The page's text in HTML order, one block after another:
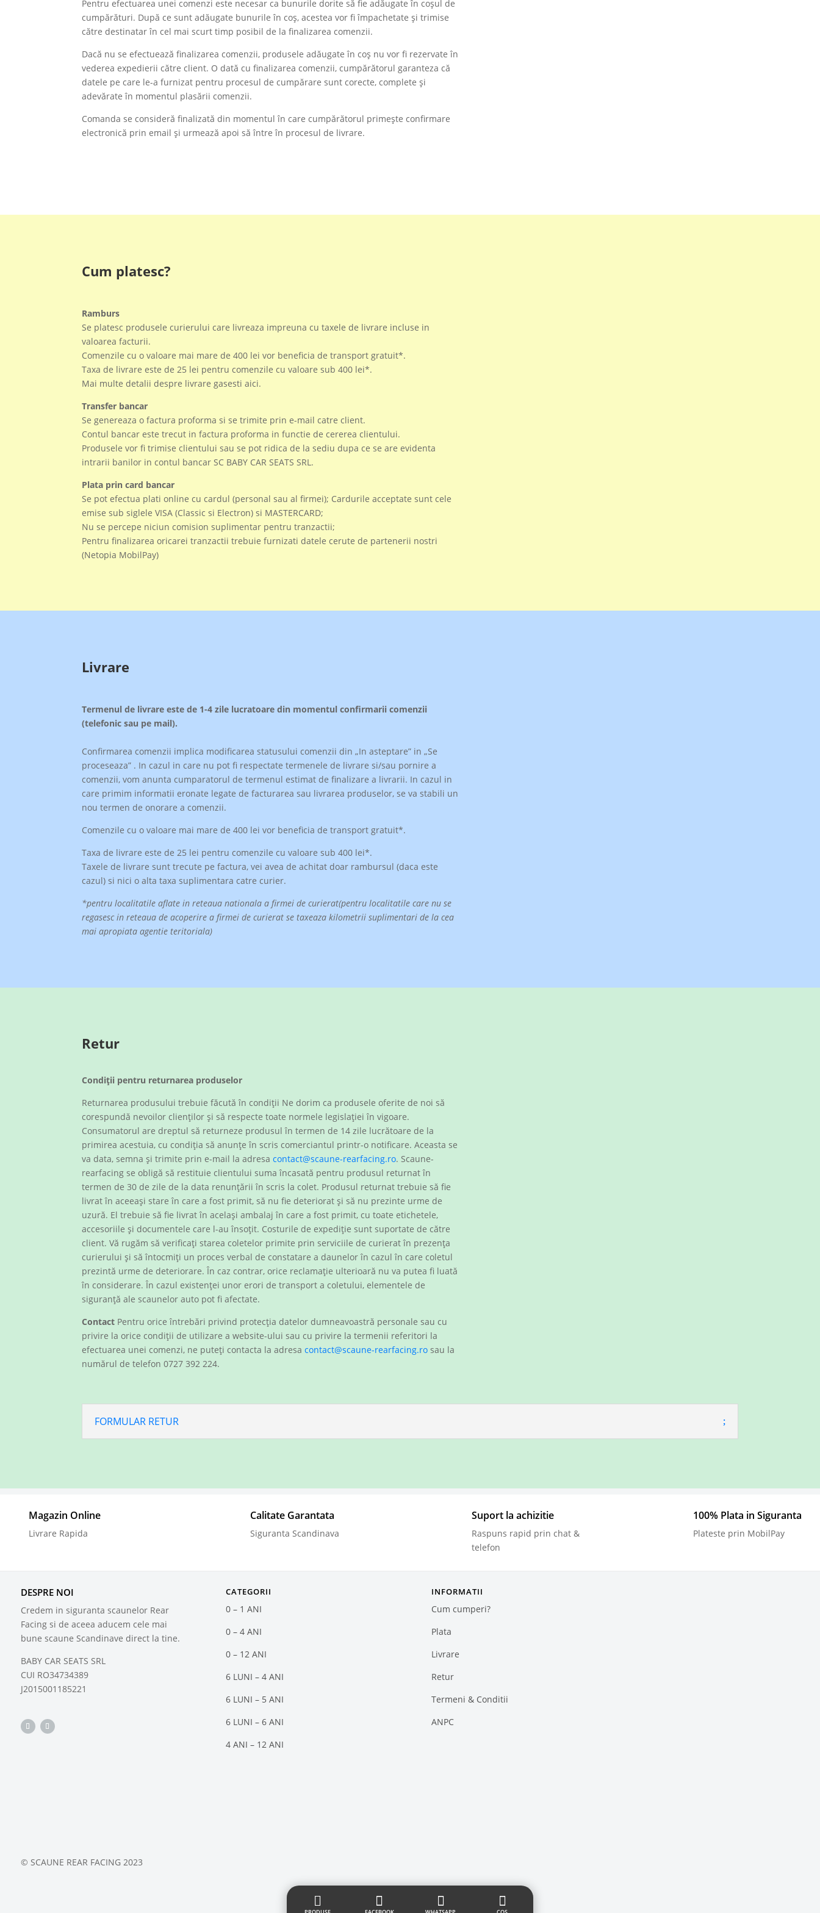
Pentru efectuarea unei comenzi este necesar ca bunurile dorite să fie adăugate în coșul de
cumpărături. După ce sunt adăugate bunurile în coș, acestea vor fi împachetate și trimise
către destinatar în cel mai scurt timp posibil de la finalizarea comenzii.
Dacă nu se efectuează finalizarea comenzii, produsele adăugate în coș nu vor fi rezervate în
vederea expedierii către client. O dată cu finalizarea comenzii, cumpărătorul garanteza că
datele pe care le-a furnizat pentru procesul de cumpărare sunt corecte, complete și
adevărate în momentul plasării comenzii.
Comanda se consideră finalizată din momentul în care cumpărătorul primește confirmare
electronică prin email și urmează apoi să între în procesul de livrare.
Cum platesc?
Ramburs
Se platesc produsele curierului care livreaza impreuna cu taxele de livrare incluse in
valoarea facturii.
Comenzile cu o valoare mai mare de 400 lei vor beneficia de transport gratuit*.
Taxa de livrare este de 25 lei pentru comenzile cu valoare sub 400 lei*.
Mai multe detalii despre livrare gasesti aici.
Transfer bancar
Se genereaza o factura proforma si se trimite prin e-mail catre client.
Contul bancar este trecut in factura proforma in functie de cererea clientului.
Produsele vor fi trimise clientului sau se pot ridica de la sediu dupa ce se are evidenta
intrarii banilor in contul bancar SC BABY CAR SEATS SRL.
Plata prin card bancar
Se pot efectua plati online cu cardul (personal sau al firmei); Cardurile acceptate sunt cele
emise sub siglele VISA (Classic si Electron) si MASTERCARD;
Nu se percepe niciun comision suplimentar pentru tranzactii;
Pentru finalizarea oricarei tranzactii trebuie furnizati datele cerute de partenerii nostri
(Netopia MobilPay)
Livrare
Termenul de livrare este de 1-4 zile lucratoare din momentul confirmarii comenzii
(telefonic sau pe mail).
Confirmarea comenzii implica modificarea statusului comenzii din „In asteptare” in „Se
proceseaza” . In cazul in care nu pot fi respectate termenele de livrare si/sau pornire a
comenzii, vom anunta cumparatorul de termenul estimat de finalizare a livrarii. In cazul in
care primim informatii eronate legate de facturarea sau livrarea produselor, se va stabili un
nou termen de onorare a comenzii.
Comenzile cu o valoare mai mare de 400 lei vor beneficia de transport gratuit*.
Taxa de livrare este de 25 lei pentru comenzile cu valoare sub 400 lei*.
Taxele de livrare sunt trecute pe factura, vei avea de achitat doar rambursul (daca este
cazul) si nici o alta taxa suplimentara catre curier.
*pentru localitatile aflate in reteaua nationala a firmei de curierat(pentru localitatile care nu se
regasesc in reteaua de acoperire a firmei de curierat se taxeaza kilometrii suplimentari de la cea
mai apropiata agentie teritoriala)
Retur
Condiții pentru returnarea produselor
Returnarea produsului trebuie făcută în condiții Ne dorim ca produsele oferite de noi să
corespundă nevoilor clienților și să respecte toate normele legislației în vigoare.
Consumatorul are dreptul să returneze produsul în termen de 14 zile lucrătoare de la
primirea acestuia, cu condiția să anunțe în scris comerciantul printr-o notificare. Aceasta se
va data, semna și trimite prin e-mail la adresacontact@scaune-rearfacing.ro. Scaune-
rearfacing se obligă să restituie clientului suma încasată pentru produsul returnat în
termen de 30 de zile de la data renunțării în scris la colet. Produsul returnat trebuie să fie
livrat în aceeași stare în care a fost primit, să nu fie deteriorat și să nu prezinte urme de
uzură. El trebuie să fie livrat în același ambalaj în care a fost primit, cu toate etichetele,
accesoriile și documentele care l-au însoțit. Costurile de expediție sunt suportate de către
client. Vă rugăm să verificați starea coletelor primite prin serviciile de curierat în prezența
curierului și să întocmiți un proces verbal de constatare a daunelor în cazul în care coletul
prezintă urme de deteriorare. În caz contrar, orice reclamație ulterioară nu va putea fi luată
în considerare. În cazul existenței unor erori de transport a coletului, elementele de
siguranță ale scaunelor auto pot fi afectate.
Contact Pentru orice întrebări privind protecția datelor dumneavoastră personale sau cu
privire la orice condiții de utilizare a website-ului sau cu privire la termenii referitori la
efectuarea unei comenzi, ne puteți contacta la adresacontact@scaune-rearfacing.ro sau la
numărul de telefon 0727 392 224.
FORMULAR RETUR
Magazin Online
Livrare Rapida
Calitate Garantata
Siguranta Scandinava
Suport la achizitie
Raspuns rapid prin chat &
telefon
100% Plata in Siguranta
Plateste prin MobilPay
DESPRE NOI
Credem in siguranta scaunelor Rear
Facing si de aceea aducem cele mai
bune scaune Scandinave direct la tine.
BABY CAR SEATS SRL
CUI RO34734389
J2015001185221
CATEGORII
0 – 1 ANI
0 – 4 ANI
0 – 12 ANI
6 LUNI – 4 ANI
6 LUNI – 5 ANI
6 LUNI – 6 ANI
4 ANI – 12 ANI
INFORMATII
Cum cumperi?
Plata
Livrare
Retur
Termeni & Conditii
ANPC
© SCAUNE REAR FACING 2023
   